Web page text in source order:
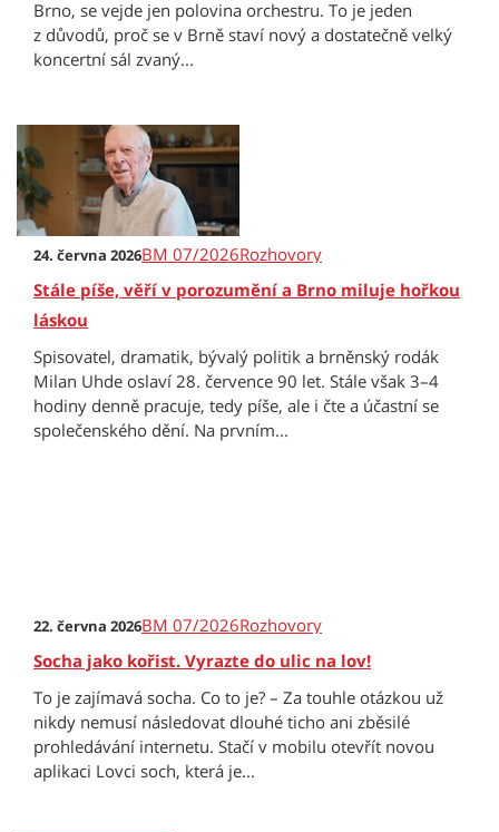
Brno, se vejde jen polovina orchestru. To je jeden
z důvodů, proč se v Brně staví nový a dostatečně velký
koncertní sál zvaný...
24. června 2026BM 07/2026Rozhovory
Stále píše, věří v porozumění a Brno miluje hořkou
láskou
Spisovatel, dramatik, bývalý politik a brněnský rodák
Milan Uhde oslaví 28. července 90 let. Stále však 3–4
hodiny denně pracuje, tedy píše, ale i čte a účastní se
společenského dění. Na prvním...
22. června 2026BM 07/2026Rozhovory
Socha jako kořist. Vyrazte do ulic na lov!
To je zajímavá socha. Co to je? – Za touhle otázkou už
nikdy nemusí následovat dlouhé ticho ani zběsilé
prohledávání internetu. Stačí v mobilu otevřít novou
aplikaci Lovci soch, která je...